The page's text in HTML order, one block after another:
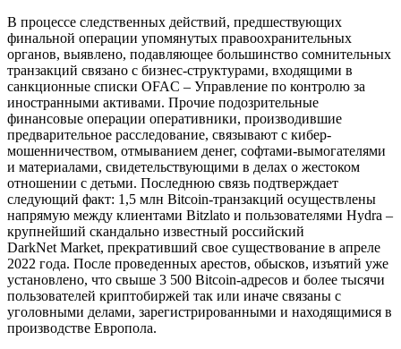
В процессе следственных действий, предшествующих
финальной операции упомянутых правоохранительных
органов, выявлено, подавляющее большинство сомнительных
транзакций связано с бизнес-структурами, входящими в
санкционные списки OFAC – Управление по контролю за
иностранными активами. Прочие подозрительные
финансовые операции оперативники, производившие
предварительное расследование, связывают с кибер-
мошенничеством, отмыванием денег, софтами-вымогателями
и материалами, свидетельствующими в делах о жестоком
отношении с детьми. Последнюю связь подтверждает
следующий факт: 1,5 млн Bitcoin-транзакций осуществлены
напрямую между клиентами Bitzlato и пользователями Hydra –
крупнейший скандально известный российский
DarkNet Market, прекративший свое существование в апреле
2022 года. После проведенных арестов, обысков, изъятий уже
установлено, что свыше 3 500 Bitcoin-адресов и более тысячи
пользователей криптобиржей так или иначе связаны с
уголовными делами, зарегистрированными и находящимися в
производстве Европола.